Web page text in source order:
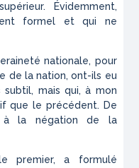
Évidemment,
formel et qui ne
nationale, pour
de la nation, ont-ils eu
mais qui, à mon
que le précédent. De
à la négation de la
premier, a formulé